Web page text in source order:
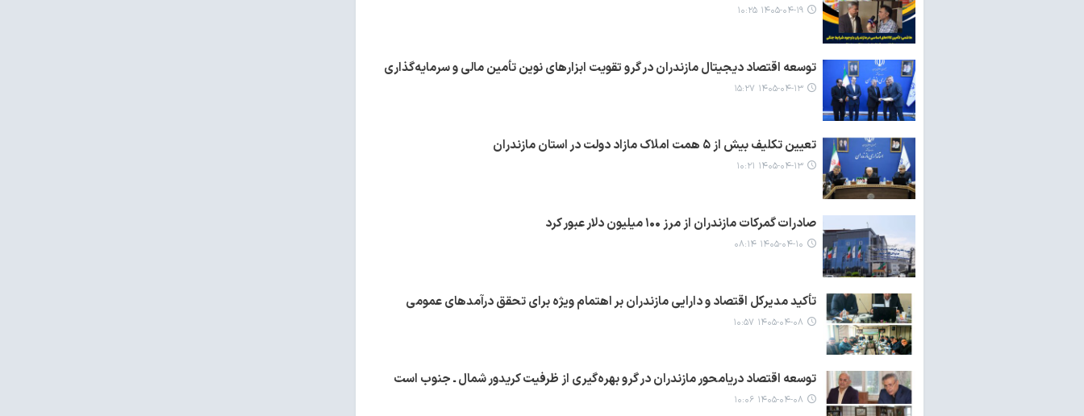
۱۴۰۵-۰۴-۱۹ ۱۰:۲۵
توسعه اقتصاد دیجیتال مازندران در گرو تقویت ابزارهای نوین تأمین مالی و سرمایه‌گذاری
۱۴۰۵-۰۴-۱۳ ۱۵:۲۷
تعیین تکلیف بیش از ۵ همت املاک مازاد دولت در استان مازندران
۱۴۰۵-۰۴-۱۳ ۱۰:۲۱
صادرات گمرکات مازندران از مرز ۱۰۰ میلیون دلار عبور کرد
۱۴۰۵-۰۴-۱۰ ۰۸:۱۴
تأکید مدیرکل اقتصاد و دارایی مازندران بر اهتمام ویژه برای تحقق درآمدهای عمومی
۱۴۰۵-۰۴-۰۸ ۱۰:۵۷
توسعه اقتصاد دریامحور مازندران در گرو بهره‌گیری از ظرفیت کریدور شمال ـ جنوب است
۱۴۰۵-۰۴-۰۸ ۱۰:۰۶